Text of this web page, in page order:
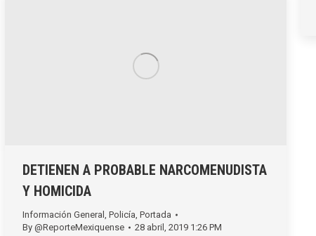
DETIENEN A PROBABLE NARCOMENUDISTA
Y HOMICIDA
Información General Policía Portada
By @ReporteMexiquense 28 abril, 2019 1:26 PM